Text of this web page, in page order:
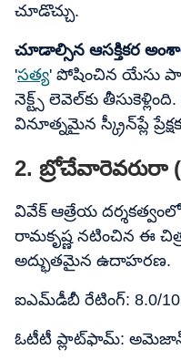
చూడొచ్చు.
చూడాల్సిన ఆసక్తికర
'సత్య' పోషించిన యేసు
నెక్ట్స్ లెవెల్‌కు
వినూత్నమైన స్క్రీన్‌ప్లే
2. బ్రోచేవారెవరురా
వివేక్ ఆత్రేయ దర్శకత్వంలో
రామకృష్ణ నటించిన ఈ
అద్భుతమైన ఉదాహరణ.
ఐఎమ్‌డీబీ రేటింగ్: 8.0/10
ఓటీటీ ప్లాట్‌ఫామ్: